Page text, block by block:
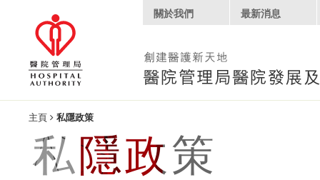
關於我們 最新消息
主頁 私隱政策
私隱政策